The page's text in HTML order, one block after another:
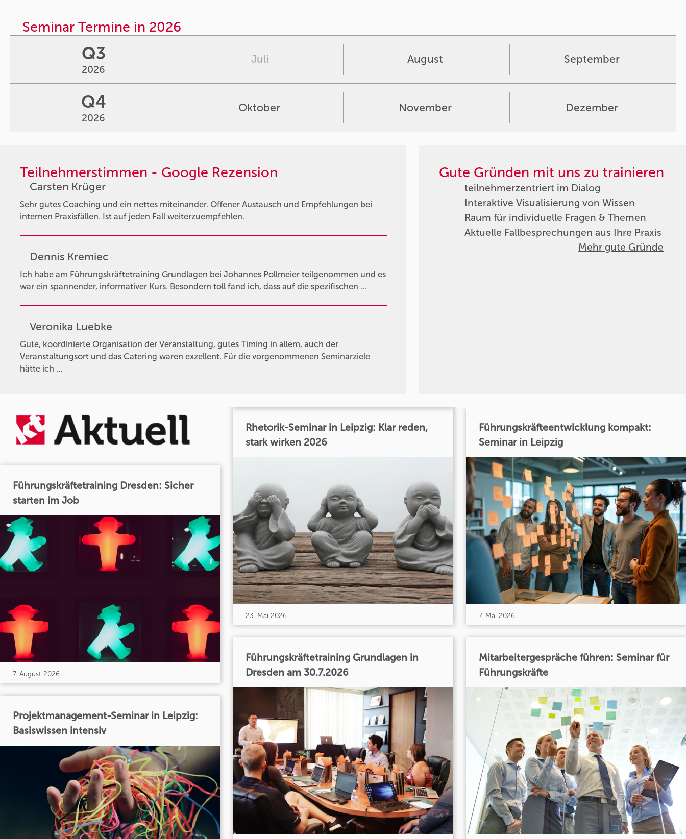
Teilnehmerstimmen - Google Rezension
Carsten Krüger
Sehr gutes Coaching und ein nettes miteinander. Offener Austausch und Empfehlungen bei
internen Praxisfällen. Ist auf jeden Fall weiterzuempfehlen.
Dennis Kremiec
Ich habe am Führungskräftetraining Grundlagen bei Johannes Pollmeier teilgenommen und es
war ein spannender, informativer Kurs. Besondern toll fand ich, dass auf die spezifischen …
Veronika Luebke
Gute, koordinierte Organisation der Veranstaltung, gutes Timing in allem, auch der
Veranstaltungsort und das Catering waren exzellent. Für die vorgenommenen Seminarziele
hätte ich …
Gute Gründen mit uns zu trainieren
teilnehmerzentriert im Dialog
Interaktive Visualisierung von Wissen
Raum für individuelle Fragen & Themen
Aktuelle Fallbesprechungen aus Ihre Praxis
Mehr gute Gründe
Führungskräftetraining Dresden: Sicher
starten im Job
7. August 2026
Projektmanagement-Seminar in Leipzig:
Basiswissen intensiv
Rhetorik-Seminar in Leipzig: Klar reden,
stark wirken 2026
23. Mai 2026
Führungskräftetraining Grundlagen in
Dresden am 30.7.2026
Führungskräfteentwicklung kompakt:
Seminar in Leipzig
7. Mai 2026
Mitarbeitergespräche führen: Seminar für
Führungskräfte
Seminar Termine in 2026
Q3
2026
Juli August September
Q4
2026
Oktober November Dezember